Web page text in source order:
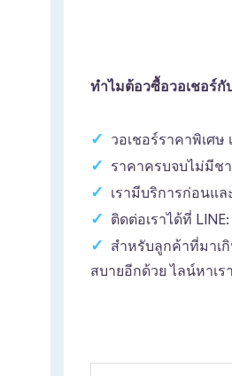
ทำไมต้อวซื้อวอเชอร์กั
วอเชอร์ราคาพิเศษ
ราคาครบจบไม่มีชา
เรามีบริการก่อนแ
ติดต่อเราได้ที่ LINE:
สำหรับลูกค้าที่มาเ
สบายอีกด้วย ไลน์หาเร